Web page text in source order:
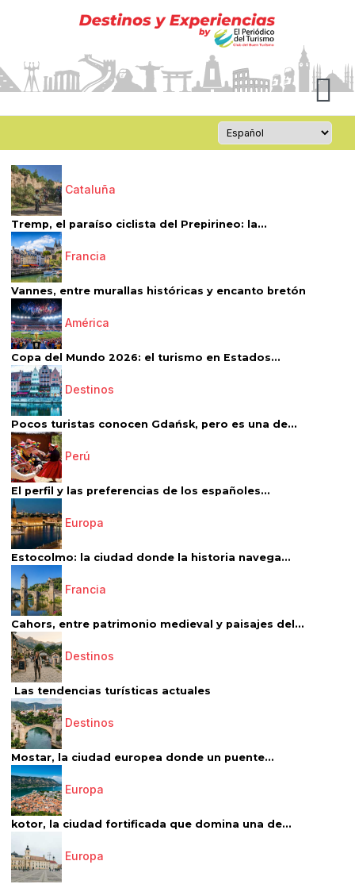
Cataluña
Tremp, el paraíso ciclista del Prepirineo: la...
Francia
Vannes, entre murallas históricas y encanto bretón
América
Copa del Mundo 2026: el turismo en Estados...
Destinos
Pocos turistas conocen Gdańsk, pero es una de...
Perú
El perfil y las preferencias de los españoles...
Europa
Estocolmo: la ciudad donde la historia navega...
Francia
Cahors, entre patrimonio medieval y paisajes del...
Destinos
Las tendencias turísticas actuales
Destinos
Mostar, la ciudad europea donde un puente...
Europa
kotor, la ciudad fortificada que domina una de...
Europa